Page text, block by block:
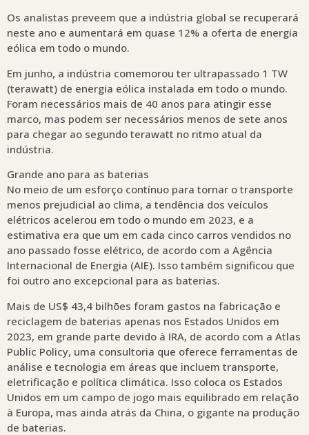
Os analistas preveem que a indústria global se recuperará
neste ano e aumentará em quase 12% a oferta de energia
eólica em todo o mundo.
Em junho, a indústria comemorou ter ultrapassado 1 TW
(terawatt) de energia eólica instalada em todo o mundo.
Foram necessários mais de 40 anos para atingir esse
marco, mas podem ser necessários menos de sete anos
para chegar ao segundo terawatt no ritmo atual da
indústria.
Grande ano para as baterias
No meio de um esforço contínuo para tornar o transporte
menos prejudicial ao clima, a tendência dos veículos
elétricos acelerou em todo o mundo em 2023, e a
estimativa era que um em cada cinco carros vendidos no
ano passado fosse elétrico, de acordo com a Agência
Internacional de Energia (AIE). Isso também significou que
foi outro ano excepcional para as baterias.
Mais de US$ 43,4 bilhões foram gastos na fabricação e
reciclagem de baterias apenas nos Estados Unidos em
2023, em grande parte devido à IRA, de acordo com a Atlas
Public Policy, uma consultoria que oferece ferramentas de
análise e tecnologia em áreas que incluem transporte,
eletrificação e política climática. Isso coloca os Estados
Unidos em um campo de jogo mais equilibrado em relação
à Europa, mas ainda atrás da China, o gigante na produção
de baterias.